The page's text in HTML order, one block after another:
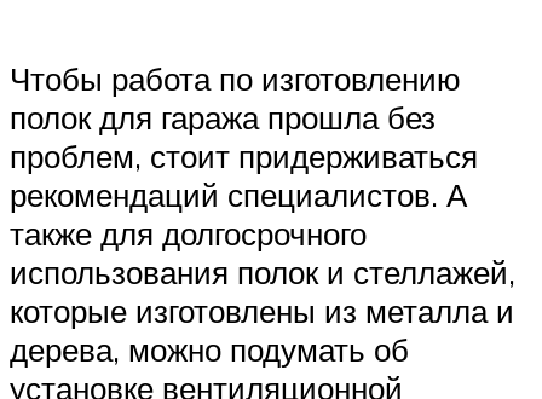
Чтобы работа по изготовлению
полок для гаража прошла без
проблем, стоит придерживаться
рекомендаций специалистов. А
также для долгосрочного
использования полок и стеллажей,
которые изготовлены из металла и
дерева, можно подумать об
установке вентиляционной